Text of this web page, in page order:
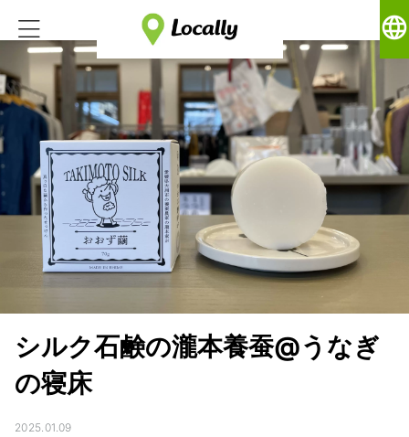
language
シルク石鹸の瀧本養蚕@うなぎ
の寝床
2025.01.09